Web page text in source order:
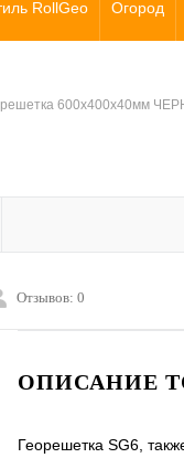
RollGeo Огород
решетка 600х400х40мм
Отзывов: 0
ОПИСАНИЕ
Георешетка SG6,